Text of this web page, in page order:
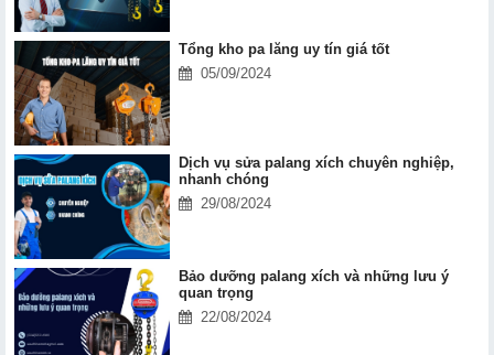
Tổng kho pa lăng uy tín giá tốt
05/09/2024
Dịch vụ sửa palang xích chuyên nghiệp,
nhanh chóng
29/08/2024
Bảo dưỡng palang xích và những lưu ý
quan trọng
22/08/2024